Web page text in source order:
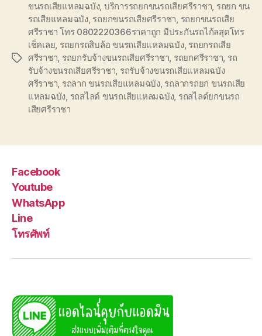
Tags
ขนรถเสียแหลมฉบัง, บริการรถยกขนรถเสียศรีราชา, รถยก ขน
รถเสียแหลมฉบัง, รถยกขนรถเสียศรีราชา, รถยกขนรถเสีย
ศรีราชา โทร 0802220366ราคาถูก มีประกันรถไก้ลสุดโทร
เช็คเลย, รถยกรถสิบล้อ ขนรถเสียแหลมฉบัง, รถยกรถเสีย
ศรีราชา, รถยกรับจ้างขนรถเสียศรีราชา, รถยกศรีราชา, รถ
รับจ้างขนรถเสียศรีราชา, รถรับจ้างขนรถเสียแหลมฉบัง
ศรีราชา, รถลาก ขนรถเสียแหลมฉบัง, รถลากรถยก ขนรถเสีย
แหลมฉบัง, รถสไลด์ ขนรถเสียแหลมฉบัง, รถสไลด์ยกขนรถ
เสียศรีราชา
Facebook
Youtube
WhatsApp
Line
โทรศัพท์